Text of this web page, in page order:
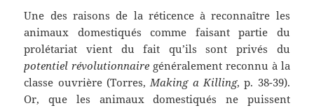
Une des raisons de la réticence à reconnaître les
animaux domestiqués comme faisant partie du
prolétariat vient du fait qu’ils sont privés du
potentiel révolutionnaire généralement reconnu à la
classe ouvrière (Torres,Making a Killing, p. 38-39).
Or, que les animaux domestiqués ne puissent